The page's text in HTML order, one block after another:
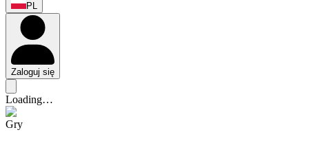
PL
Zaloguj się
Loading…
Gry